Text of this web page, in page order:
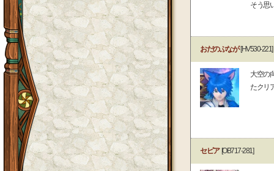
そう思
おだのぶなが[HV530-221]
大空の
たクリ
セピア[OB717-281]